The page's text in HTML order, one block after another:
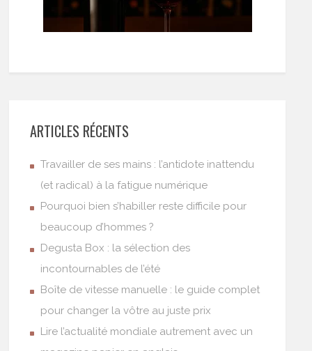
ARTICLES RÉCENTS
Travailler de ses mains : l’antidote inattendu
(et radical) à la fatigue numérique
Pourquoi bien s’habiller reste difficile pour
beaucoup d’hommes ?
Degusta Box : la sélection des
incontournables de l’été
Boîte de vitesse manuelle : le guide complet
pour changer la vôtre au juste prix
Lire l’actualité mondiale autrement avec un